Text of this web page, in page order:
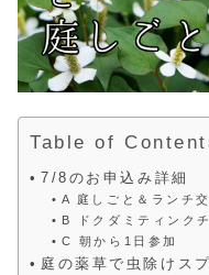
Table of
7/8のお申込み詳細
A 庭しごと＆ランチ
B ドクダミティンク
C 朝から1日参加
庭の薬草で虫除けス